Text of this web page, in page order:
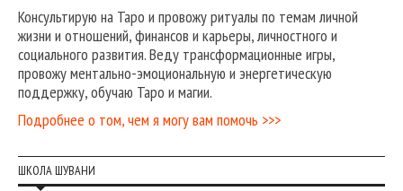
Консультирую на Таро и провожу ритуалы по темам личной
жизни и отношений, финансов и карьеры, личностного и
социального развития. Веду трансформационные игры,
провожу ментально-эмоциональную и энергетическую
поддержку, обучаю Таро и магии.
Подробнее о том, чем я могу вам помочь >>>
ШКОЛА ШУВАНИ